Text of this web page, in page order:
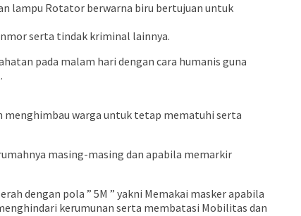
lampu Rotator berwarna biru bertujuan untuk
serta tindak kriminal lainnya.
pada malam hari dengan cara humanis guna
warga untuk tetap mematuhi serta
masing-masing dan apabila memarkir
dengan pola ” 5M ” yakni Memakai masker apabila
kerumunan serta membatasi Mobilitas dan